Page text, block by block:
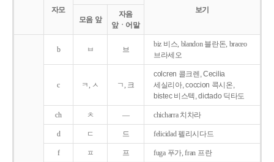
자모
보기
모음 앞
자음
앞ㆍ어말
b ㅂ 브
biz 비스, blandon 블란돈, braceo
브라세오
c ㅋ, ㅅ ㄱ, 크
colcren 콜크렌, Cecilia
세실리아, coccion 콕시온,
bistec 비스텍, dictado 딕타도
ch ㅊ ― chicharra 치차라
d ㄷ 드 felicidad 펠리시다드
f ㅍ 프 fuga 푸가, fran 프란